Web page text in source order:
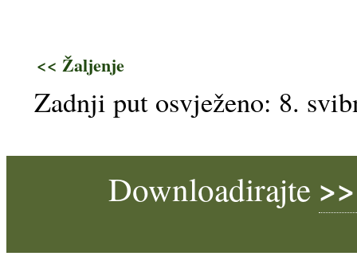
<< Žaljenje
Zadnji put osvježeno: 8.
Downloadirajte